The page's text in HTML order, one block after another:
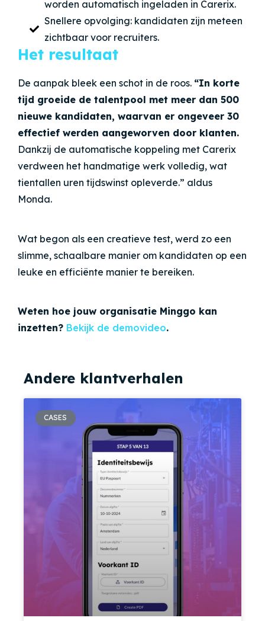
worden automatisch ingeladen in Carerix.
Snellere opvolging: kandidaten zijn meteen
zichtbaar voor recruiters.
Het resultaat
De aanpak bleek een schot in de roos. “In korte
tijd groeide de talentpool met meer dan 500
nieuwe kandidaten, waarvan er ongeveer 30
effectief werden aangeworven door klanten.
Dankzij de automatische koppeling met Carerix
verdween het handmatige werk volledig, wat
tientallen uren tijdswinst opleverde.” aldus
Monda.
Wat begon als een creatieve test, werd zo een
slimme, schaalbare manier om kandidaten op een
leuke en efficiënte manier te bereiken.
Weten hoe jouw organisatie Minggo kan
inzetten? Bekijk de demovideo.
Andere klantverhalen
CASES